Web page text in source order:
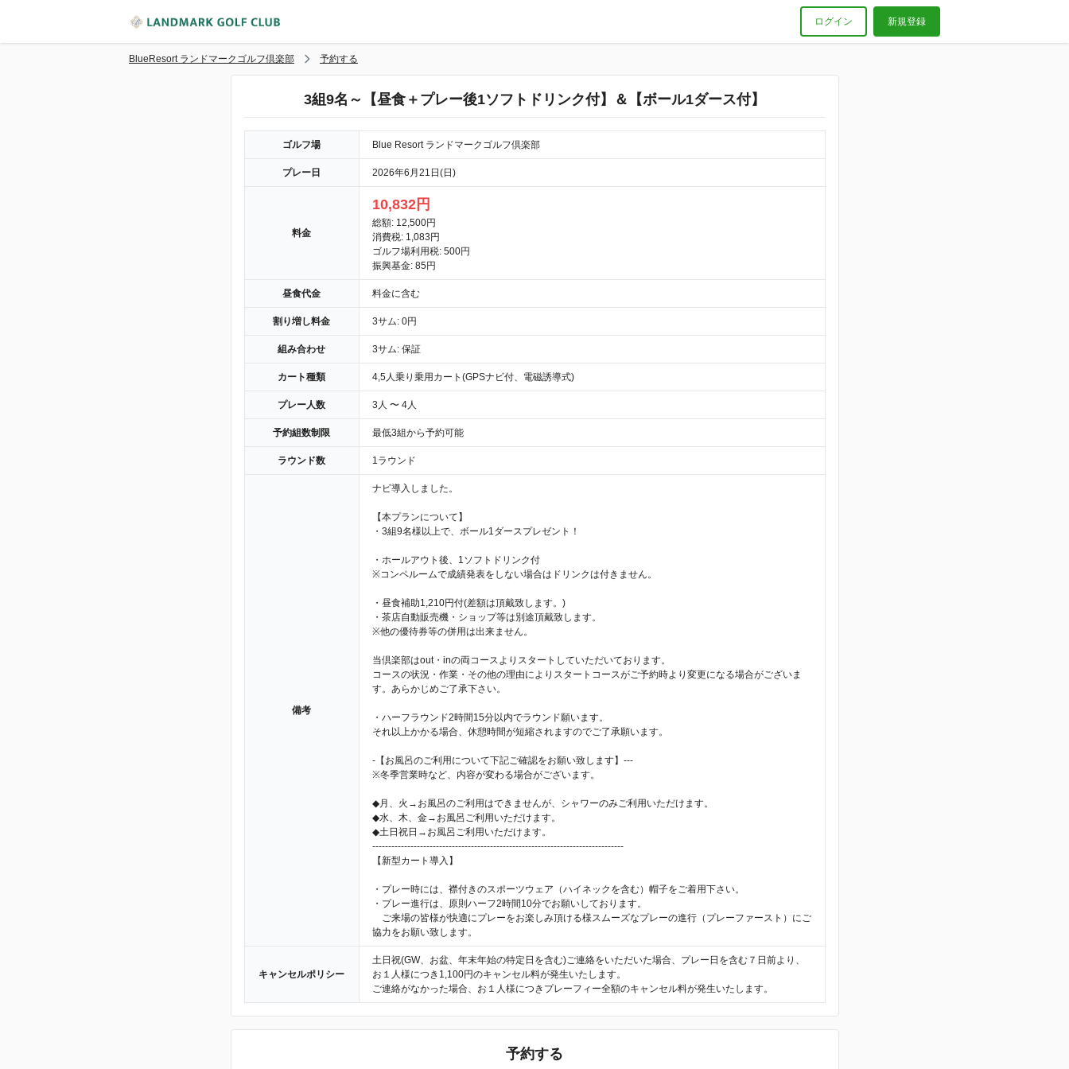
ログイン 新規登録
BlueResort ランドマークゴルフ倶楽部 予約する
3組9名～【昼食＋プレー後1ソフトドリンク付】＆【ボール1ダース付】
ゴルフ場 Blue Resort ランドマークゴルフ倶楽部
プレー日 2026年6月21日(日)
料金
10,832円
総額: 12,500円
消費税: 1,083円
ゴルフ場利用税: 500円
振興基金: 85円
昼食代金 料金に含む
割り増し料金 3サム: 0円
組み合わせ 3サム: 保証
カート種類 4,5人乗り乗用カート(GPSナビ付、電磁誘導式)
プレー人数 3人 〜 4人
予約組数制限 最低3組から予約可能
ラウンド数 1ラウンド
備考
ナビ導入しました。
【本プランについて】
・3組9名様以上で、ボール1ダースプレゼント！
・ホールアウト後、1ソフトドリンク付
※コンペルームで成績発表をしない場合はドリンクは付きません。
・昼食補助1,210円付(差額は頂戴致します。)
・茶店自動販売機・ショップ等は別途頂戴致します。
※他の優待券等の併用は出来ません。
当倶楽部はout・inの両コースよりスタートしていただいております。
コースの状況・作業・その他の理由によりスタートコースがご予約時より変更になる場合がございま
す。あらかじめご了承下さい。
・ハーフラウンド2時間15分以内でラウンド願います。
それ以上かかる場合、休憩時間が短縮されますのでご了承願います。
-【お風呂のご利用について下記ご確認をお願い致します】---
※冬季営業時など、内容が変わる場合がございます。
◆月、火→お風呂のご利用はできませんが、シャワーのみご利用いただけます。
◆水、木、金→お風呂ご利用いただけます。
◆土日祝日→お風呂ご利用いただけます。
-------------------------------------------------------------------------------
【新型カート導入】
・プレー時には、襟付きのスポーツウェア（ハイネックを含む）帽子をご着用下さい。
・プレー進行は、原則ハーフ2時間10分でお願いしております。
ご来場の皆様が快適にプレーをお楽しみ頂ける様スムーズなプレーの進行（プレーファースト）にご
協力をお願い致します。
キャンセルポリシー
土日祝(GW、お盆、年末年始の特定日を含む)ご連絡をいただいた場合、プレー日を含む７日前より、
お１人様につき1,100円のキャンセル料が発生いたします。
ご連絡がなかった場合、お１人様につきプレーフィー全額のキャンセル料が発生いたします。
予約する